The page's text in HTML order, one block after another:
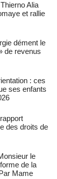
Alia
et rallie
dément le
de revenus
: ces
ses enfants
des droits de
le
de la
Mame